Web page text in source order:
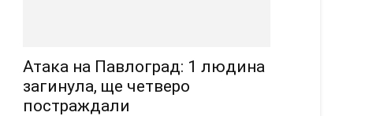
Атака на Павлоград: 1 людина
загинула, ще четверо
постраждали